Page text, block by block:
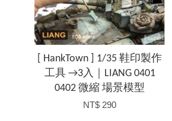
[ HankTown ] 1/35 鞋印製作
工具 →3入｜LIANG 0401
0402 微縮 場景模型
NT$ 290